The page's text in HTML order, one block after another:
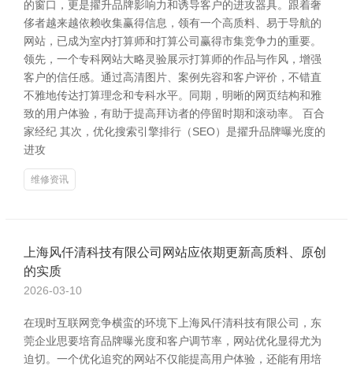
的窗口，更是擢升品牌影响力和诱导客户的进攻器具。跟着奢
侈者越来越依赖收集赢得信息，领有一个高质料、易于导航的
网站，已成为室内打算师和打算公司赢得市集竞争力的重要。
领先，一个专科网站大略灵验展示打算师的作品与作风，增强
客户的信任感。通过高清图片、案例先容和客户评价，不错直
不雅地传达打算理念和专科水平。同期，明晰的网页结构和雅
致的用户体验，有助于提高拜访者的停留时期和滚动率。 百合
家经纪 其次，优化搜索引擎排行（SEO）是擢升品牌曝光度的
进攻
维修资讯
上海风仟清科技有限公司网站应依期更新高质料、原创
的实质
2026-03-10
在现时互联网竞争横蛮的环境下上海风仟清科技有限公司，东
莞企业思要培育品牌曝光度和客户调节率，网站优化显得尤为
迫切。一个优化追究的网站不仅能提高用户体验，还能有用培